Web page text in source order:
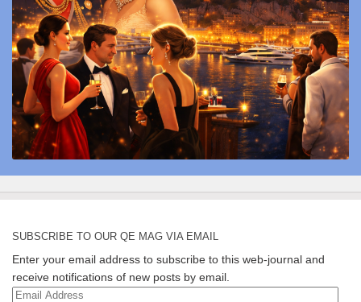
SUBSCRIBE TO OUR QE MAG VIA EMAIL
Enter your email address to subscribe to this web-journal and
receive notifications of new posts by email.
Email